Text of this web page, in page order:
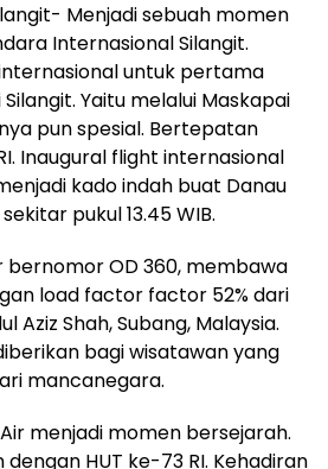
Menjadi sebuah momen
Internasional Silangit.
untuk pertama
Yaitu melalui Maskapai
pun spesial. Bertepatan
Inaugural flight internasional
kado indah buat Danau
pukul 13.45 WIB.
bernomor OD 360, membawa
load factor factor 52% dari
Aziz Shah, Subang, Malaysia.
bagi wisatawan yang
mancanegara.
menjadi momen bersejarah.
HUT ke-73 RI. Kehadiran